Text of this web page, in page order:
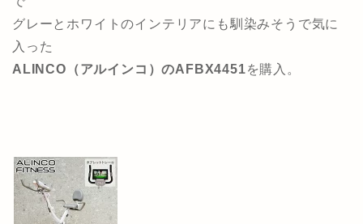
グレーとホワイトのインテリアにも馴染みそうで気に
入った
ALINCO（アルインコ）のAFBX4451を購入。